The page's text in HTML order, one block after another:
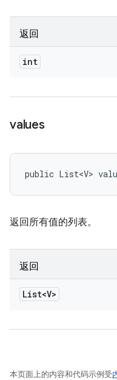
返回
int
values
public List<V>
返回所有值的列表。
返回
List<V>
本页面上的内容和代码示例受